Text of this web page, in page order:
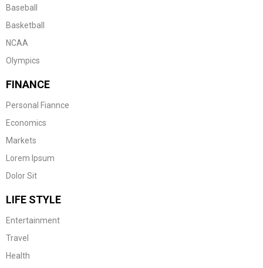
Baseball
Basketball
NCAA
Olympics
FINANCE
Personal Fiannce
Economics
Markets
Lorem Ipsum
Dolor Sit
LIFE STYLE
Entertainment
Travel
Health